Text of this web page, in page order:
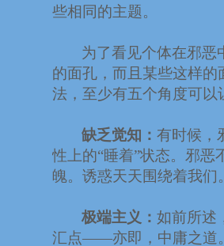
些相同的主题。
为了看见个体在邪恶
的面孔，而且某些这样
法，至少有五个角度可以
缺乏觉知：有时候，
性上的“睡着”状态。邪
魄。诱惑天天围绕着我们
极端主义：如前所述
汇点——亦即，中庸之道